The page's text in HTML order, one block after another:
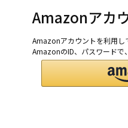
Amazonアカ
Amazonアカウントを利用し
AmazonのID、パスワードで